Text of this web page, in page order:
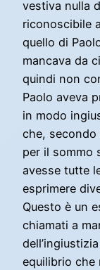
vestiva nulla
riconoscibile
quello di
mancava da
quindi non
Paolo aveva
in modo
che,
per il sommo
avesse tutte
esprimere
Questo è un
chiamati a
equilibrio che